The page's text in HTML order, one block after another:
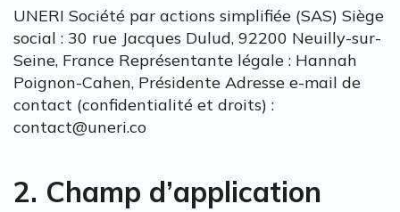
UNERI Société par actions simplifiée (SAS) Siège
social : 30 rue Jacques Dulud, 92200 Neuilly-sur-
Seine, France Représentante légale : Hannah
Poignon-Cahen, Présidente Adresse e-mail de
contact (confidentialité et droits) :
contact@uneri.co
2. Champ d’application